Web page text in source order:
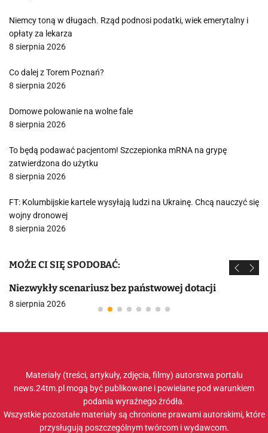
Niemcy toną w długach. Rząd podnosi podatki, wiek emerytalny i
opłaty za lekarza
8 sierpnia 2026
Co dalej z Torem Poznań?
8 sierpnia 2026
Domowe polowanie na wolne fale
8 sierpnia 2026
To będą podawać pacjentom! Szczepionka mRNA na grypę
zatwierdzona do użytku
8 sierpnia 2026
FT: Kolumbijskie kartele wysyłają ludzi na Ukrainę. Chcą nauczyć się
wojny dronowej
8 sierpnia 2026
MOŻE CI SIĘ SPODOBAĆ:
Niezwykły scenariusz bez państwowej dotacji
8 sierpnia 2026
Materiały (treści, artykuły, zdjęcia, filmy) autorstwa portalu
news.24tm.pl mogą być publikowane i powielane pod warunkiem
podania wyraźnego źródła.
Wszystkie pozostałe materiały są chronione prawami autorskimi, które
przysługują poszczególnym twórcom i wydawcom.